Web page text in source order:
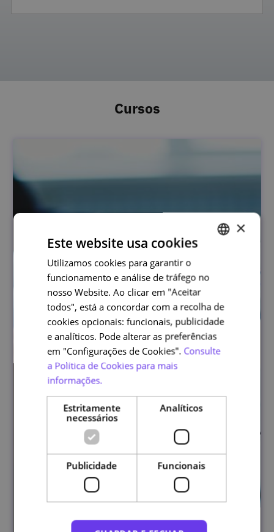
Cursos
ENGLISH
×
Este website usa cookies
Utilizamos cookies para garantir o
funcionamento e análise de tráfego no
nosso Website. Ao clicar em "Aceitar
todos", está a concordar com a recolha de
cookies opcionais: funcionais, publicidade
e analíticos. Pode alterar as preferências
em "Configurações de Cookies". Consulte
a Política de Cookies para mais
informações.
Estritamente
necessários
Analíticos
Publicidade Funcionais